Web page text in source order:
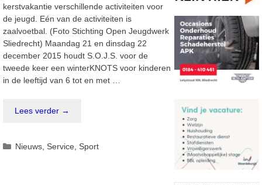
kerstvakantie verschillende activiteiten voor
de jeugd. Eén van de activiteiten is
zaalvoetbal. (Foto Stichting Open Jeugdwerk
Sliedrecht) Maandag 21 en dinsdag 22
december 2015 houdt S.O.J.S. voor de
tweede keer een winterKNOTS voor kinderen
in de leeftijd van 6 tot en met …
Lees verder →
Categorieën
Nieuws, Service, Sport